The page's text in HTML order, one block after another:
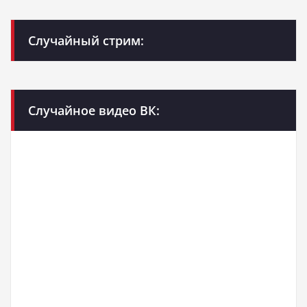
Случайный стрим:
Случайное видео ВК: